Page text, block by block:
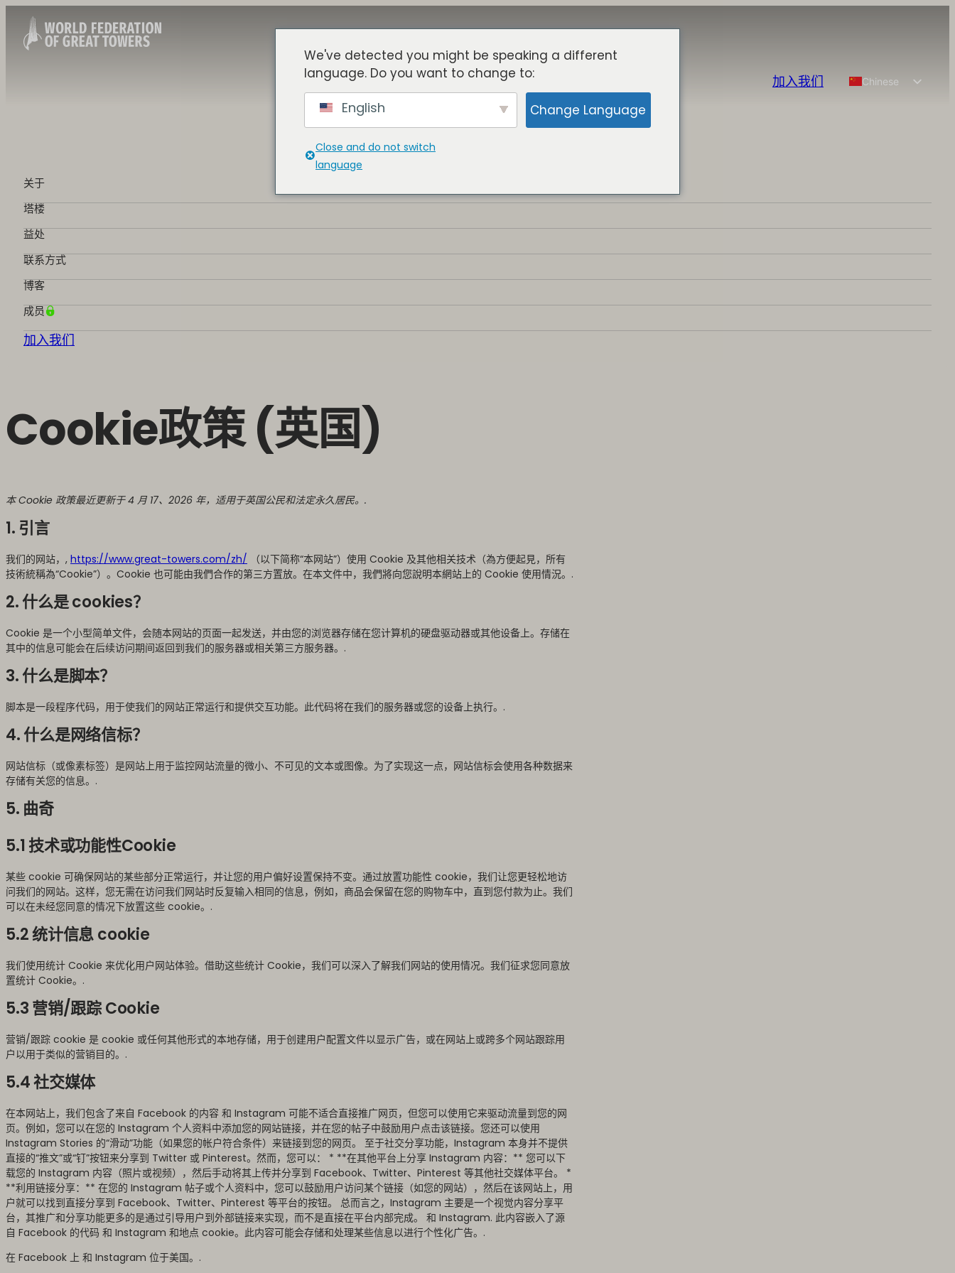
关于 塔楼 益处博客成员
加入我们
Chinese
关于
塔楼
益处
联系方式
博客
成员
加入我们
Cookie政策 (英国)
本 Cookie 政策最近更新于 4 月 17、2026 年，适用于英国公民和法定永久居民。.
1. 引言
我们的网站，, https://www.great-towers.com/zh/ （以下简称“本网站”）使用 Cookie 及其他相关技术（為方便起見，所有
技術統稱為“Cookie”）。Cookie 也可能由我們合作的第三方置放。在本文件中，我們將向您說明本網站上的 Cookie 使用情況。.
2. 什么是 cookies？
Cookie 是一个小型简单文件，会随本网站的页面一起发送，并由您的浏览器存储在您计算机的硬盘驱动器或其他设备上。存储在
其中的信息可能会在后续访问期间返回到我们的服务器或相关第三方服务器。.
3. 什么是脚本？
脚本是一段程序代码，用于使我们的网站正常运行和提供交互功能。此代码将在我们的服务器或您的设备上执行。.
4. 什么是网络信标？
网站信标（或像素标签）是网站上用于监控网站流量的微小、不可见的文本或图像。为了实现这一点，网站信标会使用各种数据来
存储有关您的信息。.
5. 曲奇
5.1 技术或功能性Cookie
某些 cookie 可确保网站的某些部分正常运行，并让您的用户偏好设置保持不变。通过放置功能性 cookie，我们让您更轻松地访
问我们的网站。这样，您无需在访问我们网站时反复输入相同的信息，例如，商品会保留在您的购物车中，直到您付款为止。我们
可以在未经您同意的情况下放置这些 cookie。.
5.2 统计信息 cookie
我们使用统计 Cookie 来优化用户网站体验。借助这些统计 Cookie，我们可以深入了解我们网站的使用情况。我们征求您同意放
置统计 Cookie。.
5.3 营销/跟踪 Cookie
营销/跟踪 cookie 是 cookie 或任何其他形式的本地存储，用于创建用户配置文件以显示广告，或在网站上或跨多个网站跟踪用
户以用于类似的营销目的。.
5.4 社交媒体
在本网站上，我们包含了来自 Facebook 的内容 和 Instagram 可能不适合直接推广网页，但您可以使用它来驱动流量到您的网
页。例如，您可以在您的 Instagram 个人资料中添加您的网站链接，并在您的帖子中鼓励用户点击该链接。您还可以使用
Instagram Stories 的“滑动”功能（如果您的帐户符合条件）来链接到您的网页。 至于社交分享功能，Instagram 本身并不提供
直接的“推文”或“钉”按钮来分享到 Twitter 或 Pinterest。然而，您可以： * **在其他平台上分享 Instagram 内容：** 您可以下
载您的 Instagram 内容（照片或视频），然后手动将其上传并分享到 Facebook、Twitter、Pinterest 等其他社交媒体平台。 *
**利用链接分享：** 在您的 Instagram 帖子或个人资料中，您可以鼓励用户访问某个链接（如您的网站），然后在该网站上，用
户就可以找到直接分享到 Facebook、Twitter、Pinterest 等平台的按钮。 总而言之，Instagram 主要是一个视觉内容分享平
台，其推广和分享功能更多的是通过引导用户到外部链接来实现，而不是直接在平台内部完成。 和 Instagram. 此内容嵌入了源
自 Facebook 的代码 和 Instagram 和地点 cookie。此内容可能会存储和处理某些信息以进行个性化广告。.
在 Facebook 上 和 Instagram 位于美国。.
We've detected you might be speaking a different
language. Do you want to change to:
English Change Language
Close and do not switch
language